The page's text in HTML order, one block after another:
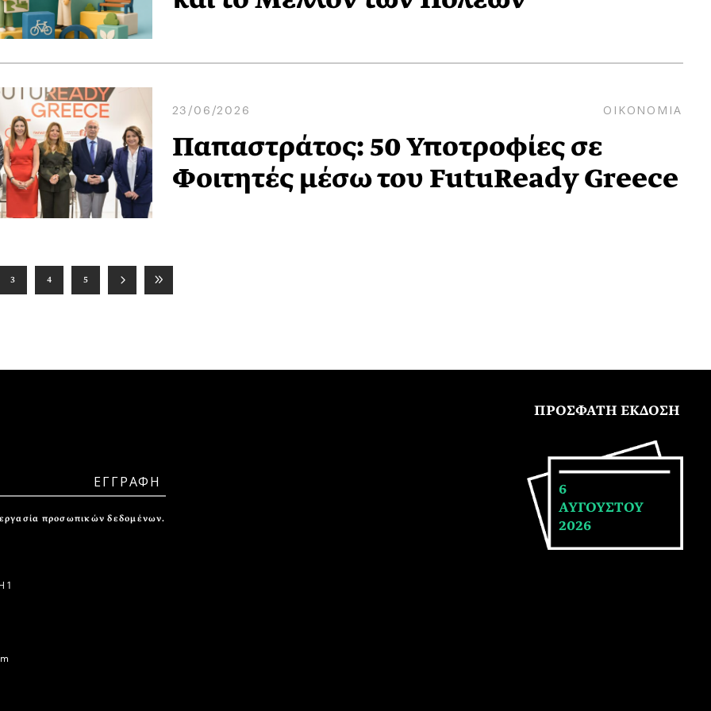
23/06/2026 ΟΙΚΟΝΟΜΙΑ
Παπαστράτος: 50 Υποτροφίες σε
Φοιτητές μέσω του FutuReady Greece
3 4 5
προσωπικών δεδομένων.
1
ΠΡΟΣΦΑΤΗ ΕΚΔΟΣΗ
6
ΑΥΓΟΥΣΤΟΥ
2026